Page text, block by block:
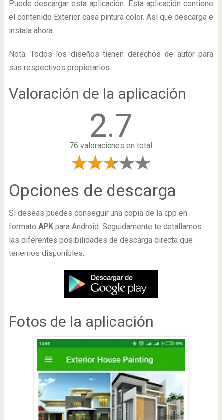
Puede descargar esta aplicación. Esta aplicación contiene
el contenido Exterior casa pintura color. Así que descarga e
instala ahora.
Nota: Todos los diseños tienen derechos de autor para
sus respectivos propietarios.
Valoración de la aplicación
2.7
76 valoraciones en total
Opciones de descarga
Si deseas puedes conseguir una copia de la app en
formato APKpara Android. Seguidamente te detallamos
las diferentes posibilidades de descarga directa que
tenemos disponibles:
Fotos de la aplicación